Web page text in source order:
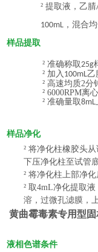
²提取液，乙腈
100mL ，混合均
样品提取
²准确称取25g
² 加入 100mL乙
² 高速均质2分
²6000RPM离
²准确量取8mL
样品净化
²将净化柱橡胶头
下压净化柱至试管
²将净化柱上部净化
²取4mL净化提取液
溶，过微孔滤膜，
黄曲霉毒素专用型
液相色谱条件